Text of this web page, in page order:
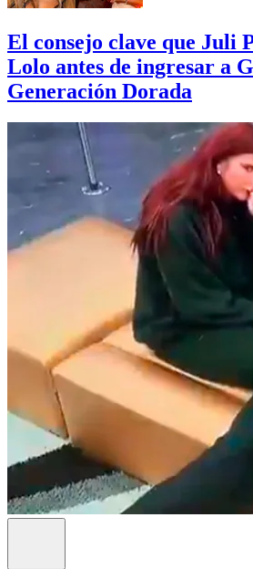
El consejo clave que Juli
Lolo antes de ingresar a
Generación Dorada